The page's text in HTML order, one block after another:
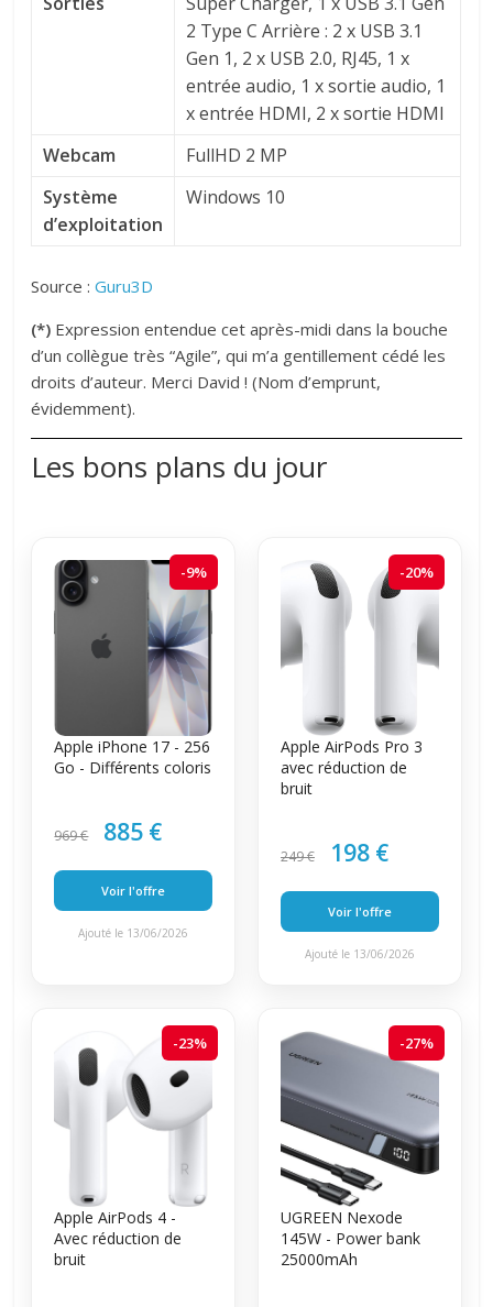
2 Type C Arrière : 2 x USB 3.1
Gen 1, 2 x USB 2.0, RJ45, 1 x
entrée audio, 1 x sortie audio, 1
x entrée HDMI, 2 x sortie HDMI
Webcam
FullHD 2 MP
Système
d’exploitation
Windows 10
Source :Guru3D
(*) Expression entendue cet après-midi dans la bouche
d’un collègue très “Agile”, qui m’a gentillement cédé les
droits d’auteur. Merci David ! (Nom d’emprunt,
évidemment).
Les bons plans du jour
-9%
Apple iPhone 17 - 256
Go - Différents coloris
969 € 885 €
Voir l'offre
Ajouté le 13/06/2026
-20%
Apple AirPods Pro 3
avec réduction de
bruit
249 € 198 €
Voir l'offre
Ajouté le 13/06/2026
-23%
Apple AirPods 4 -
Avec réduction de
bruit
-27%
UGREEN Nexode
145W - Power bank
25000mAh